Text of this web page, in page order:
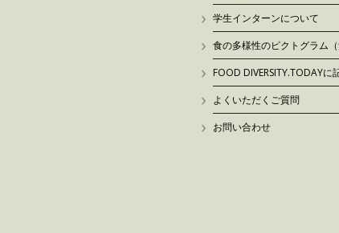
学生インターンについて
食の多様性のピクトグラム（
FOOD DIVERSITY.TODAYに
よくいただくご質問
お問い合わせ